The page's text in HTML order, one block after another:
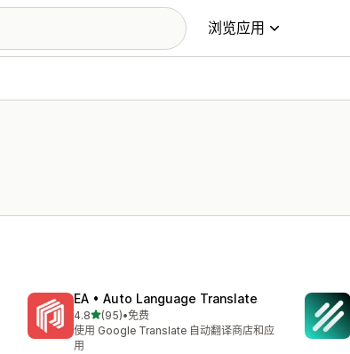
浏览应用
EA • Auto Language Translate
4.8星（满分 5 星）
(95)
总共 95 条评论
•免费
使用 Google Translate 自动翻译商店和应
用